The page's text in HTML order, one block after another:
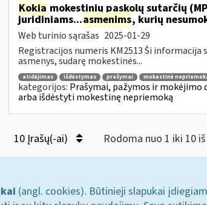
Kokia mokestinių paskolų sutarčių
juridiniams...asmenims, kurių
Web turinio sąrašas 2025-01-29
Registracijos numeris KM2513 Ši informacija
asmenys, sudarę mokestinės...
atidėjimas išdėstymas prašymai mokestinė
kategorijos: Prašymai, pažymos ir mokėjimo
arba išdėstyti mokestinę nepriemoką
10 Įrašų(-ai) Rodoma nuo 1 iki 10
(angl. cookies). Būtinieji slapukai